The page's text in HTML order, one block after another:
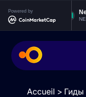
Powered by
Neo
NEO
Accueil > Гиды